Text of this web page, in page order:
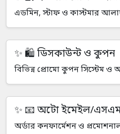
এডমিন, স্টাফ ও কাস্টমার
🛍️ ডিসকাউন্ট ও কুপন
বিভিন্ন প্রোমো কুপন সিস্টেম ও
📧 অটো ইমেইল/
অর্ডার কনফার্মেশন ও